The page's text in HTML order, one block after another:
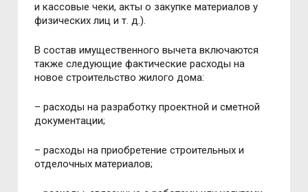
и кассовые чеки, акты о закупке материалов у
физических лиц и т. д.).
В состав имущественного вычета включаются
также следующие фактические расходы на
новое строительство жилого дома:
– расходы на разработку проектной и сметной
документации;
– расходы на приобретение строительных и
отделочных материалов;